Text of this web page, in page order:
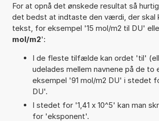
For at opnå det ønskede resultat så
det bedst at indtaste den værdi, der skal
tekst, for eksempel '15 mol/m2 til DU'
mol/m2':
I de fleste tilfælde kan ordet 'til'
udelades mellem navnene på de to
eksempel '91 mol/m2 DU' i stedet
DU'.
I stedet for '1,41 x 10^5' kan man
for 'eksponent'.